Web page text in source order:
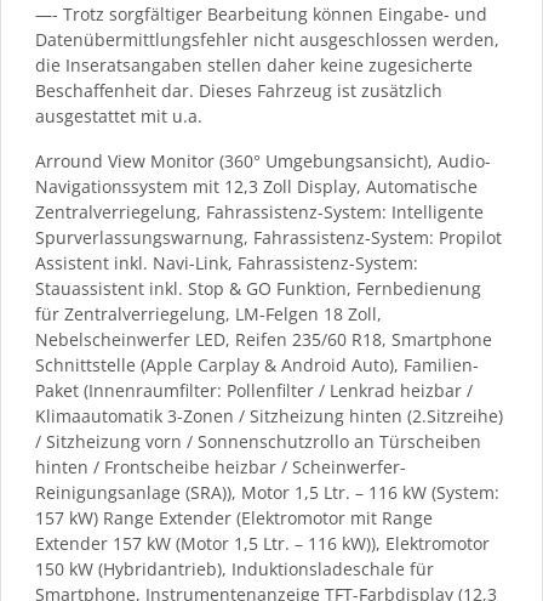
—- Trotz sorgfältiger Bearbeitung können Eingabe- und
Datenübermittlungsfehler nicht ausgeschlossen werden,
die Inseratsangaben stellen daher keine zugesicherte
Beschaffenheit dar. Dieses Fahrzeug ist zusätzlich
ausgestattet mit u.a.
Arround View Monitor (360° Umgebungsansicht), Audio-
Navigationssystem mit 12,3 Zoll Display, Automatische
Zentralverriegelung, Fahrassistenz-System: Intelligente
Spurverlassungswarnung, Fahrassistenz-System: Propilot
Assistent inkl. Navi-Link, Fahrassistenz-System:
Stauassistent inkl. Stop & GO Funktion, Fernbedienung
für Zentralverriegelung, LM-Felgen 18 Zoll,
Nebelscheinwerfer LED, Reifen 235/60 R18, Smartphone
Schnittstelle (Apple Carplay & Android Auto), Familien-
Paket (Innenraumfilter: Pollenfilter / Lenkrad heizbar /
Klimaautomatik 3-Zonen / Sitzheizung hinten (2.Sitzreihe)
/ Sitzheizung vorn / Sonnenschutzrollo an Türscheiben
hinten / Frontscheibe heizbar / Scheinwerfer-
Reinigungsanlage (SRA)), Motor 1,5 Ltr. – 116 kW (System:
157 kW) Range Extender (Elektromotor mit Range
Extender 157 kW (Motor 1,5 Ltr. – 116 kW)), Elektromotor
150 kW (Hybridantrieb), Induktionsladeschale für
Smartphone, Instrumentenanzeige TFT-Farbdisplay (12,3